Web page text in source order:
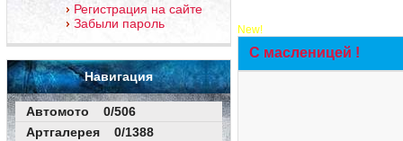
Регистрация на сайте
Забыли пароль
Навигация
Автомото 0/506
Артгалерея 0/1388
New!
С масленицей !